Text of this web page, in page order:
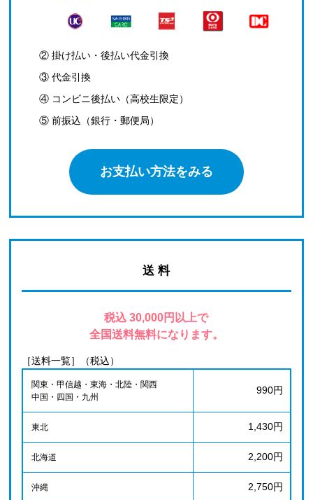
② 掛け払い・後払い代金引換
③ 代金引換
④ コンビニ後払い（高校生限定）
⑤ 前振込（銀行・郵便局）
お支払い方法をみる
送 料
税込 30,000円以上で
全国送料無料になります。
［送料一覧］（税込）
関東・甲信越・東海・北陸・関西
中国・四国・九州
990円
東北 1,430円
北海道 2,200円
沖縄 2,750円